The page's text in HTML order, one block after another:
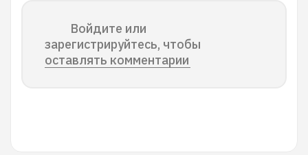
Войдите или
зарегистрируйтесь, чтобы
оставлять комментарии